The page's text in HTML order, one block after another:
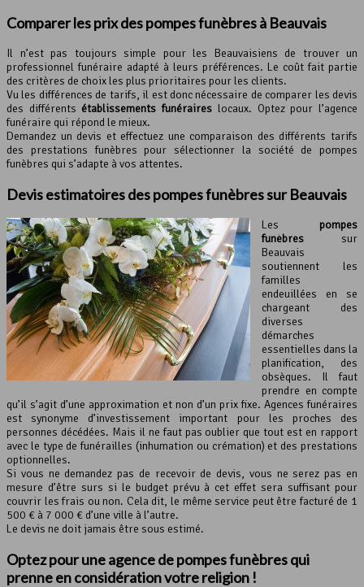
Comparer les prix des pompes funèbres à Beauvais
Il n’est pas toujours simple pour les Beauvaisiens de trouver un
professionnel funéraire adapté à leurs préférences. Le coût fait partie
des critères de choix les plus prioritaires pour les clients.
Vu les différences de tarifs, il est donc nécessaire de comparer les devis
des différents établissements funéraires locaux. Optez pour l’agence
funéraire qui répond le mieux.
Demandez un devis et effectuez une comparaison des différents tarifs
des prestations funèbres pour sélectionner la société de pompes
funèbres qui s’adapte à vos attentes.
Devis estimatoires des pompes funèbres sur Beauvais
Les pompes
funèbres sur
Beauvais
soutiennent les
familles
endeuillées en se
chargeant des
diverses
démarches
essentielles dans la
planification, des
obsèques. Il faut
prendre en compte
qu’il s’agit d’une approximation et non d’un prix fixe. Agences funéraires
est synonyme d’investissement important pour les proches des
personnes décédées. Mais il ne faut pas oublier que tout est en rapport
avec le type de funérailles (inhumation ou crémation) et des prestations
optionnelles.
Si vous ne demandez pas de recevoir de devis, vous ne serez pas en
mesure d’être surs si le budget prévu à cet effet sera suffisant pour
couvrir les frais ou non. Cela dit, le même service peut être facturé de 1
500 € à 7 000 € d’une ville à l’autre.
Le devis ne doit jamais être sous estimé.
Optez pour une agence de pompes funèbres qui
prenne en considération votre religion !